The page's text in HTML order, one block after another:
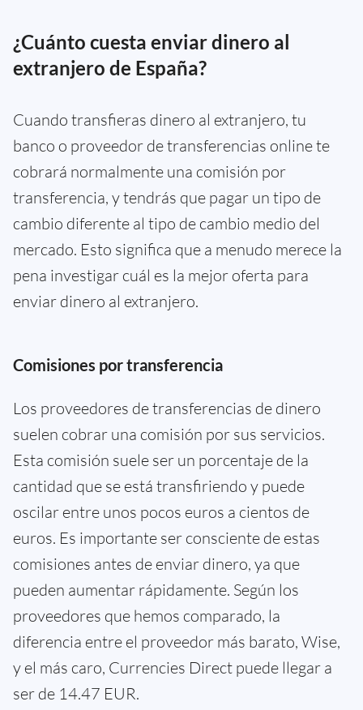
¿Cuánto cuesta enviar dinero al
extranjero de España?
Cuando transfieras dinero al extranjero, tu
banco o proveedor de transferencias online te
cobrará normalmente una comisión por
transferencia, y tendrás que pagar un tipo de
cambio diferente al tipo de cambio medio del
mercado. Esto significa que a menudo merece la
pena investigar cuál es la mejor oferta para
enviar dinero al extranjero.
Comisiones por transferencia
Los proveedores de transferencias de dinero
suelen cobrar una comisión por sus servicios.
Esta comisión suele ser un porcentaje de la
cantidad que se está transfiriendo y puede
oscilar entre unos pocos euros a cientos de
euros. Es importante ser consciente de estas
comisiones antes de enviar dinero, ya que
pueden aumentar rápidamente. Según los
proveedores que hemos comparado, la
diferencia entre el proveedor más barato, Wise,
y el más caro, Currencies Direct puede llegar a
ser de 14.47 EUR.